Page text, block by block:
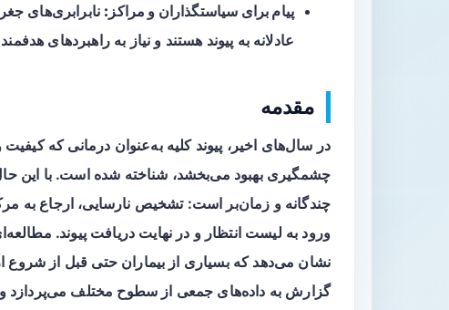
پیام برای سیاستگذاران و مراکز: نابرابری‌های
عادلانه به پیوند هستند و نیاز به راهبردهای
مقدمه
در سال‌های اخیر، پیوند کلیه به‌عنوان درمانی که
چشمگیری بهبود می‌بخشد، شناخته شده است. با این
چندگانه و زمان‌بر است: تشخیص نارسایی، ارجاع به
نشان می‌دهد که بسیاری از بیماران حتی قبل از شروع
گزارش به داده‌های جمعی از سطوح مختلف می‌پردازد و